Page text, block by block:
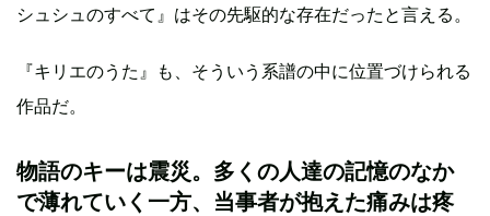
シュシュのすべて』はその先駆的な存在だったと言える。
『キリエのうた』も、そういう系譜の中に位置づけられる
作品だ。
物語のキーは震災。多くの人達の記憶のなか
で薄れていく一方、当事者が抱えた痛みは疼